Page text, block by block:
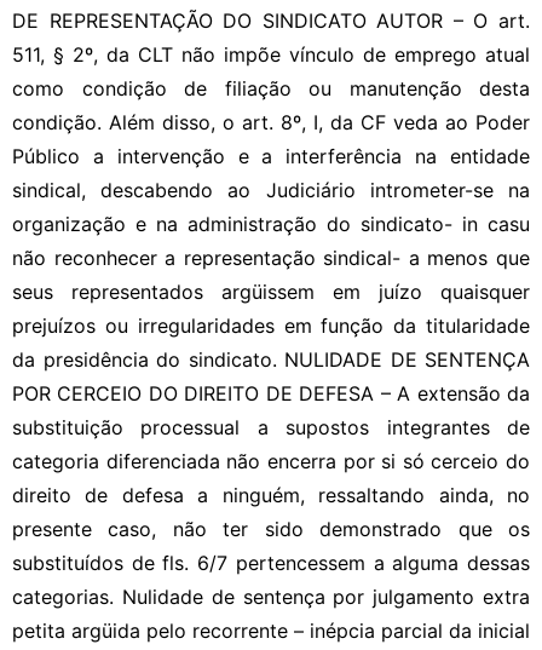
DE REPRESENTAÇÃO DO SINDICATO AUTOR – O art.
511, § 2º, da CLT não impõe vínculo de emprego atual
como condição de filiação ou manutenção desta
condição. Além disso, o art. 8º, I, da CF veda ao Poder
Público a intervenção e a interferência na entidade
sindical, descabendo ao Judiciário intrometer-se na
organização e na administração do sindicato- in casu
não reconhecer a representação sindical- a menos que
seus representados argüissem em juízo quaisquer
prejuízos ou irregularidades em função da titularidade
da presidência do sindicato. NULIDADE DE SENTENÇA
POR CERCEIO DO DIREITO DE DEFESA – A extensão da
substituição processual a supostos integrantes de
categoria diferenciada não encerra por si só cerceio do
direito de defesa a ninguém, ressaltando ainda, no
presente caso, não ter sido demonstrado que os
substituídos de fls. 6/7 pertencessem a alguma dessas
categorias. Nulidade de sentença por julgamento extra
petita argüida pelo recorrente – inépcia parcial da inicial